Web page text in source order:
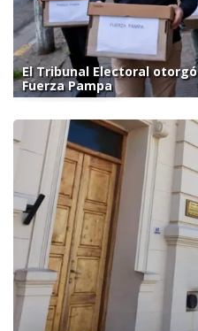
El Tribunal Electoral
Fuerza Pampa